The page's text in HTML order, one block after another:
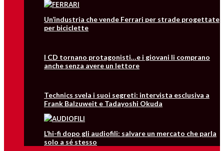
Un’industria che vende Ferrari per strade progettate
per biciclette
I CD tornano protagonisti…e i giovani li comprano
anche senza avere un lettore
Technics svela i suoi segreti: intervista esclusiva a
Frank Balzuweit e Tadayoshi Okuda
L’hi-fi dopo gli audiofili: salvare un mercato che parla
solo a sé stesso